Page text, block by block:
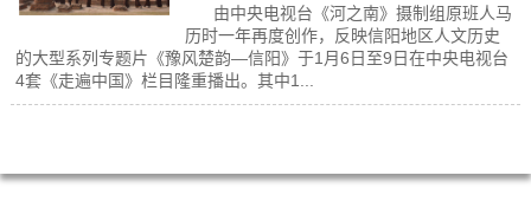
由中央电视台《河之南》摄制组原班人马
历时一年再度创作，反映信阳地区人文历史
的大型系列专题片《豫风楚韵—信阳》于1月6日至9日在中央电视台
4套《走遍中国》栏目隆重播出。其中1...